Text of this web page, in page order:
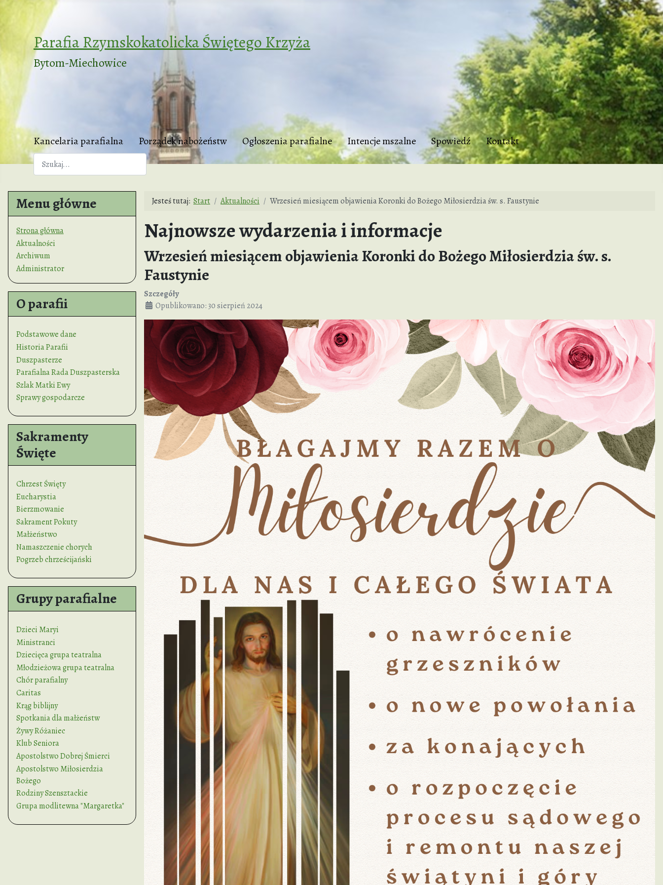
Parafia Rzymskokatolicka Świętego Krzyża
Bytom-Miechowice
Kancelaria parafialna Porządek nabożeństw Ogłoszenia parafialne Intencje mszalne Spowiedź Kontakt
Szukaj
Menu główne
Strona główna
Aktualności
Archiwum
Administrator
O parafii
Podstawowe dane
Historia Parafii
Duszpasterze
Parafialna Rada Duszpasterska
Szlak Matki Ewy
Sprawy gospodarcze
Sakramenty
Święte
Chrzest Święty
Eucharystia
Bierzmowanie
Sakrament Pokuty
Małżeństwo
Namaszczenie chorych
Pogrzeb chrześcijański
Grupy parafialne
Dzieci Maryi
Ministranci
Dziecięca grupa teatralna
Młodzieżowa grupa teatralna
Chór parafialny
Caritas
Krąg biblijny
Spotkania dla małżeństw
Żywy Różaniec
Klub Seniora
Apostolstwo Dobrej Śmierci
Apostolstwo Miłosierdzia
Bożego
Rodziny Szensztackie
Grupa modlitewna "Margaretka"
Jesteś tutaj: Start Aktualności Wrzesień miesiącem objawienia Koronki do Bożego Miłosierdzia św. s. Faustynie
Najnowsze wydarzenia i informacje
Wrzesień miesiącem objawienia Koronki do Bożego Miłosierdzia św. s.
Faustynie
Szczegóły
Opublikowano: 30 sierpień 2024